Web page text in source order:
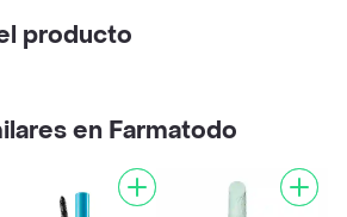
producto
en Farmatodo